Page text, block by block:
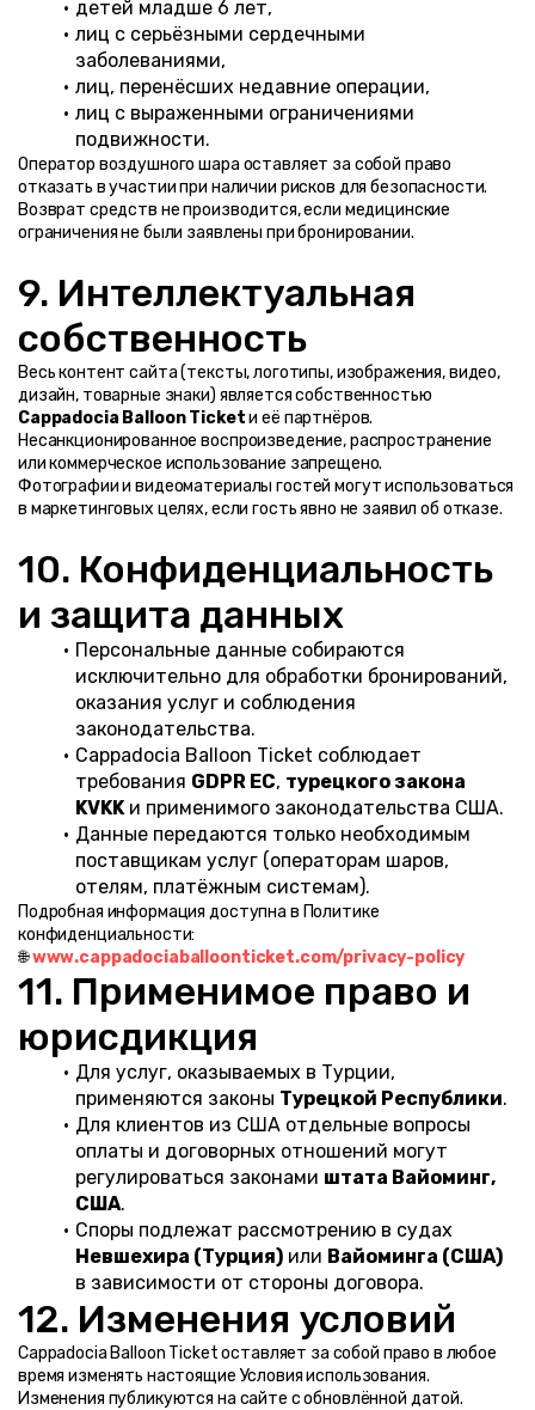
детей младше 6 лет,
лиц с серьёзными сердечными
заболеваниями,
лиц, перенёсших недавние операции,
лиц с выраженными ограничениями
подвижности.
Оператор воздушного шара оставляет за собой право
отказать в участии при наличии рисков для безопасности.
Возврат средств не производится, если медицинские
ограничения не были заявлены при бронировании.
9. Интеллектуальная
собственность
Весь контент сайта (тексты, логотипы, изображения, видео,
Cappadocia Balloon Ticket и её партнёров.
Несанкционированное воспроизведение, распространение
или коммерческое использование запрещено.
Фотографии и видеоматериалы гостей могут использоваться
в маркетинговых целях, если гость явно не заявил об отказе.
10. Конфиденциальность
и защита данных
Персональные данные собираются
исключительно для обработки бронирований,
оказания услуг и соблюдения
законодательства.
Cappadocia Balloon Ticket соблюдает
требования GDPR ЕС, турецкого закона
KVKK и применимого законодательства США.
Данные передаются только необходимым
поставщикам услуг (операторам шаров,
отелям, платёжным системам).
Подробная информация доступна в Политике
конфиденциальности:
🌐 www.cappadociaballoonticket.com/privacy-policy
11. Применимое право и
юрисдикция
Для услуг, оказываемых в Турции,
применяются законы Турецкой Республики.
Для клиентов из США отдельные вопросы
оплаты и договорных отношений могут
регулироваться законами штата Вайоминг,
США.
Невшехира (Турция) или Вайоминга (США)
в зависимости от стороны договора.
12. Изменения условий
Cappadocia Balloon Ticket оставляет за собой право в любое
время изменять настоящие Условия использования.
Изменения публикуются на сайте с обновлённой датой.